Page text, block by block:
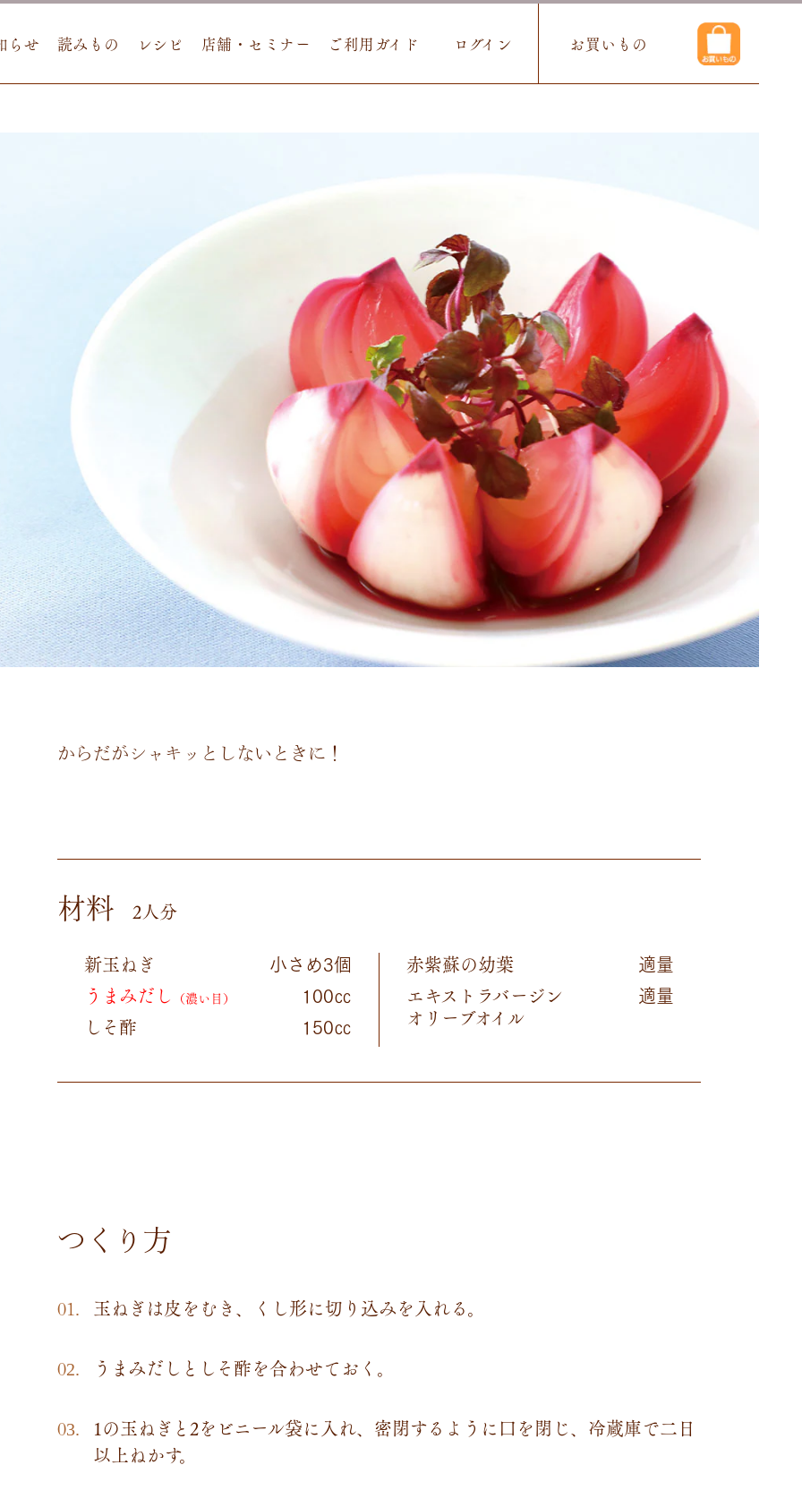
らせ 読みもの レシピ 店舗・セミナー ご利用ガイド ログイン お買いもの
からだがシャキッとしないときに！
材料
2人分
新玉ねぎ
小さめ3個
うまみだし （濃い目） 100㏄
しそ酢 150㏄
赤紫蘇の幼葉 適量
エキストラバージン
オリーブオイル
適量
つくり方
玉ねぎは皮をむき、くし形に切り込みを入れる。
うまみだしとしそ酢を合わせておく。
1の玉ねぎと2をビニール袋に入れ、密閉するように口を閉じ、冷蔵庫で二日
以上ねかす。